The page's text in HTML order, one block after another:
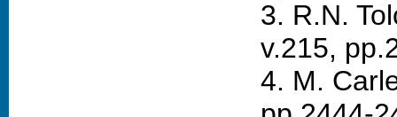
3. R.N.
v.215,
4. M.